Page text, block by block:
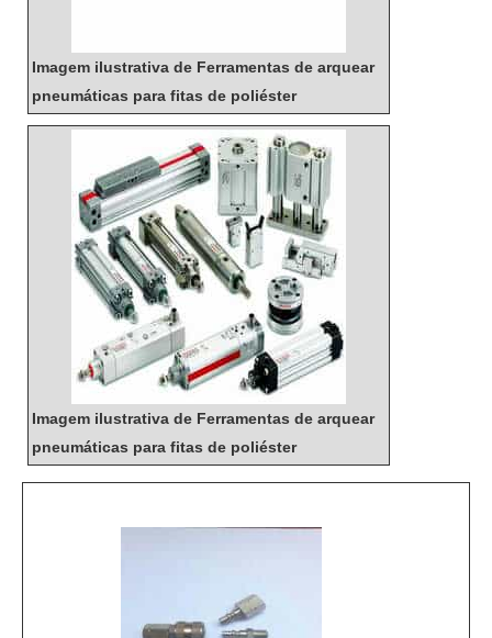
Imagem ilustrativa de Ferramentas de arquear
pneumáticas para fitas de poliéster
Imagem ilustrativa de Ferramentas de arquear
pneumáticas para fitas de poliéster